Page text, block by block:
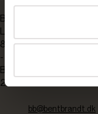
BENT BRANDT
8200 Aarhus N
-
Bådehavnsgade 2C
2450 København SV
bb@bentbrandt.dk